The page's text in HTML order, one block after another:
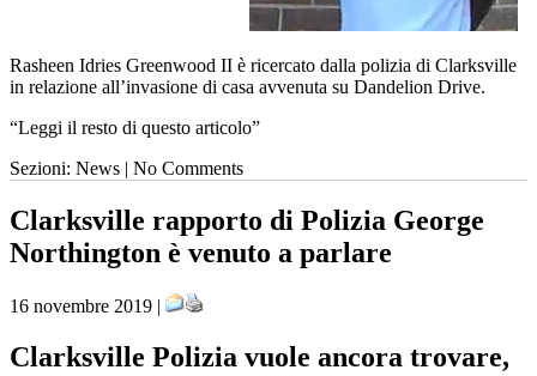
Rasheen Idries Greenwood II è ricercato dalla polizia di Clarksville
in relazione all’invasione di casa avvenuta su Dandelion Drive.
“Leggi il resto di questo articolo”
Sezioni: News | No Comments
Clarksville rapporto di Polizia George
Northington è venuto a parlare
16 novembre 2019 |
Clarksville Polizia vuole ancora trovare,